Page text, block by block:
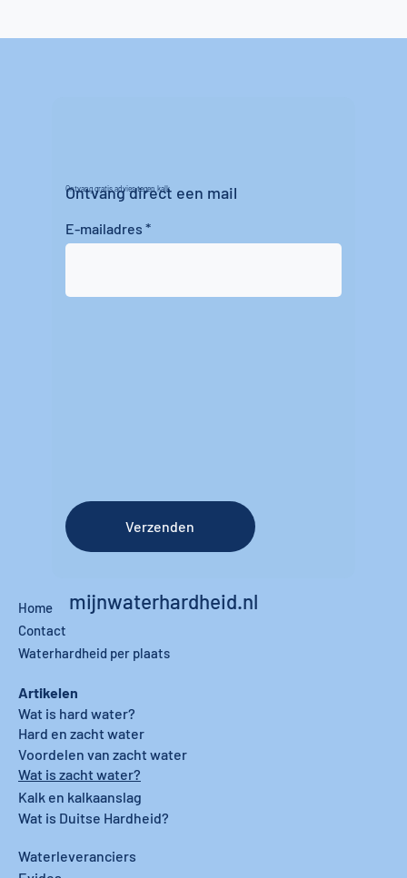
Ontvang gratis advies tegen kalk
Ontvang direct een mail
E-mailadres
Verzenden
mijnwaterhardheid.nl
Home
Contact
Waterhardheid per plaats
Waterleveranciers
Artikelen
Wat is hard water?
Hard en zacht water
Wat is zacht water?
Voordelen van zacht water
Kalk en kalkaanslag
Wat is Duitse Hardheid?